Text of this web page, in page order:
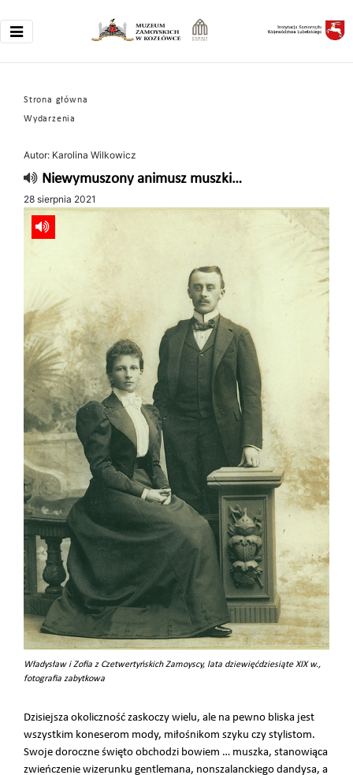
Strona główna
Wydarzenia
Autor: Karolina Wilkowicz
Niewymuszony animusz muszki…
28 sierpnia 2021
Władysław i Zofia z Czetwertyńskich Zamoyscy, lata dziewięćdziesiąte XIX w.,
fotografia zabytkowa
Dzisiejsza okoliczność zaskoczy wielu, ale na pewno bliska jest
wszystkim koneserom mody, miłośnikom szyku czy stylistom.
Swoje doroczne święto obchodzi bowiem … muszka, stanowiąca
zwieńczenie wizerunku gentlemana, nonszalanckiego dandysa, a